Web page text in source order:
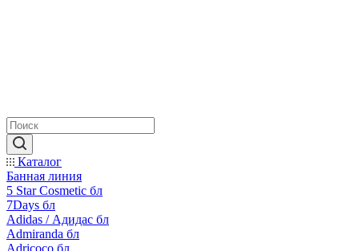
Каталог
Банная линия
5 Star Cosmetic бл
7Days бл
Adidas / Адидас бл
Admiranda бл